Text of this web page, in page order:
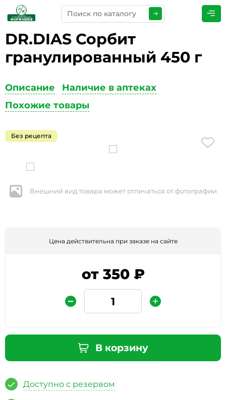
DR.DIAS Сорбит
гранулированный 450 г
Описание
Наличие в аптеках
Похожие товары
Без рецепта
Внешний вид товара может отличаться от фотографии
Цена действительна при заказе на сайте
от 350 ₽
В корзину
Доступно с резервом
ПРЕДСТАВЬТЕСЬ*
ТЕЛЕФОН*
ЭЛЕКТРОННАЯ ПОЧТА
КОММЕНТАРИИ*
Защита от автоматических сообщений